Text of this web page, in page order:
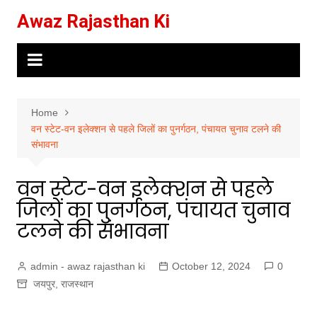
content
Awaz Rajasthan Ki
Home
वन स्टेट-वन इलेक्शन से पहले जिलों का पुनर्गठन, पंचायत चुनाव टलने की
संभावना
वन स्टेट-वन इलेक्शन से पहले
जिलों का पुनर्गठन, पंचायत चुनाव
टलने की संभावना
admin - awaz rajasthan ki October 12, 2024
0
जयपुर, राजस्थान